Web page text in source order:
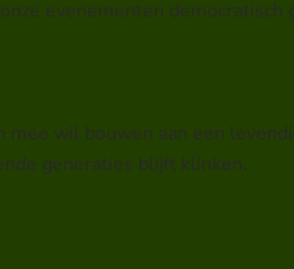
evenementen
wil bouwen aan een
generaties blijft klinken.